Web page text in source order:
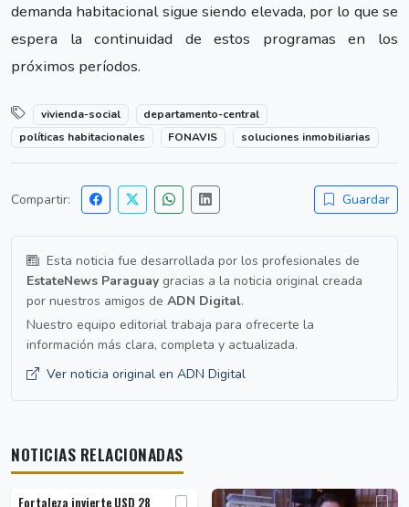
demanda habitacional sigue siendo elevada, por lo que se
espera la continuidad de estos programas en los
próximos períodos.
vivienda-social
departamento-central
políticas habitacionales
FONAVIS soluciones inmobiliarias
Compartir: Guardar
Esta noticia fue desarrollada por los profesionales de
EstateNews Paraguay gracias a la noticia original creada
por nuestros amigos de ADN Digital.
Nuestro equipo editorial trabaja para ofrecerte la
información más clara, completa y actualizada.
Ver noticia original en ADN Digital
NOTICIAS RELACIONADAS
Fortaleza invierte USD 28